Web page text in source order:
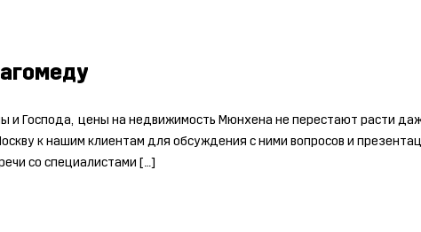
Господа, цены на недвижимость Мюнхена не перестают расти
к нашим клиентам для обсуждения с ними вопросов и
со специалистами […]